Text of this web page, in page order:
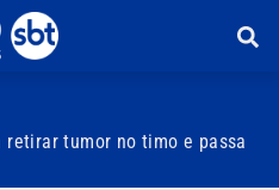
retirar tumor no timo e passa